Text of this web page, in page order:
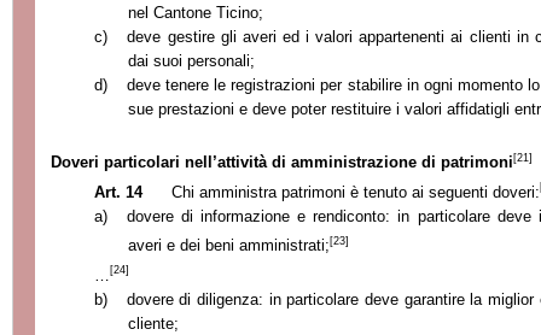
nel Cantone Ticino;
c)
deve gestire gli averi ed i valori appartenenti ai clienti in
dai suoi personali;
d)
deve tenere le registrazioni per stabilire in ogni momento
sue prestazioni e deve poter restituire i valori affidatigli
Doveri particolari nell’attività di amministrazione di patrimoni[21]
Art. 14 Chi amministra patrimoni è tenuto ai seguenti doveri:
a)
dovere di informazione e rendiconto: in particolare
averi e dei beni amministrati; [23]
[24]
b)
dovere di diligenza: in particolare deve garantire la
cliente;